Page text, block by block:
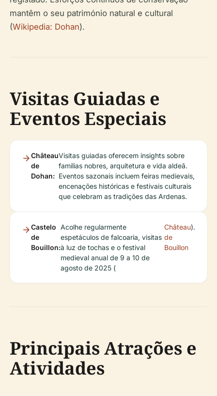
mantêm o seu património natural e cultural
(Wikipedia: Dohan).
Visitas Guiadas e
Eventos Especiais
Château
de
Dohan:
Visitas guiadas oferecem insights sobre
famílias nobres, arquitetura e vida aldeã.
Eventos sazonais incluem feiras medievais,
encenações históricas e festivais culturais
que celebram as tradições das Ardenas.
Castelo
de
Bouillon:
Acolhe regularmente
espetáculos de falcoaria, visitas
à luz de tochas e o festival
medieval anual de 9 a 10 de
agosto de 2025 (
Château
de
Bouillon
).
Principais Atrações e
Atividades